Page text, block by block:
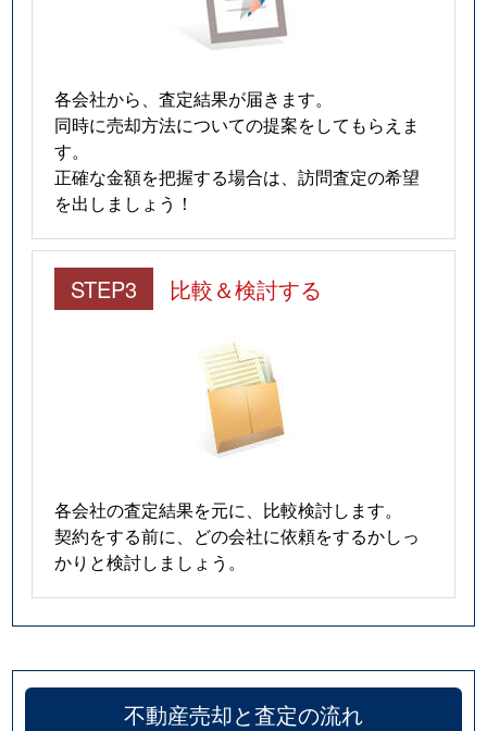
各会社から、査定結果が届きます。
同時に売却方法についての提案をしてもらえま
す。
正確な金額を把握する場合は、訪問査定の希望
を出しましょう！
STEP3 比較＆検討する
各会社の査定結果を元に、比較検討します。
契約をする前に、どの会社に依頼をするかしっ
かりと検討しましょう。
不動産売却と査定の流れ